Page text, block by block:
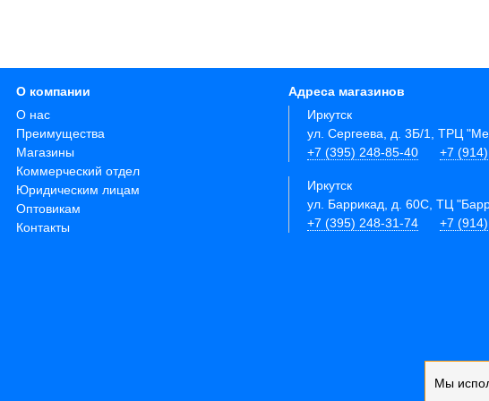
О компании
О нас
Преимущества
Магазины
Коммерческий отдел
Юридическим лицам
Оптовикам
Контакты
Адреса магазинов
Иркутск
ул. Сергеева, д. 3Б/1, ТРЦ
+7 (395) 248-85-40
+7
Иркутск
ул. Баррикад, д. 60С, ТЦ
+7 (395) 248-31-74
+7
Мы